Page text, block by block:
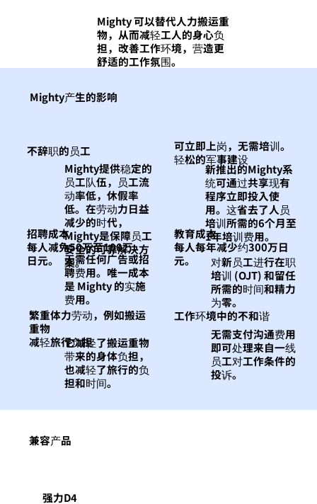
Mighty 可以替代人力搬运重
物，从而减轻工人的身心负
担，改善工作环境，营造更
舒适的工作氛围。
Mighty产生的影响
不辞职的员工
Mighty提供稳定的
员工队伍，员工流
动率低，休假率
低。在劳动力日益
减少的时代，
Mighty是保障员工
安全的可靠解决方
案。
可立即上岗，无需培训。
轻松的军事建设
新推出的Mighty系
统可通过共享现有
程序立即投入使
用。这省去了人员
培训所需的6个月至
1年培训费用。
招聘成本
每人减免50万至100万
日元。
无需任何广告或招
聘费用。唯一成本
是 Mighty 的实施
费用。
教育成本
每人每年减少约300万日
元。
对新员工进行在职
培训 (OJT) 和留任
所需的时间和精力
为零。
繁重体力劳动，例如搬运
重物
减轻旅行负担它减轻了搬运重物
带来的身体负担，
也减轻了旅行的负
担和时间。
工作环境中的不和谐
无需支付沟通费用
即可处理来自一线
员工对工作条件的
投诉。
兼容产品
强力D4